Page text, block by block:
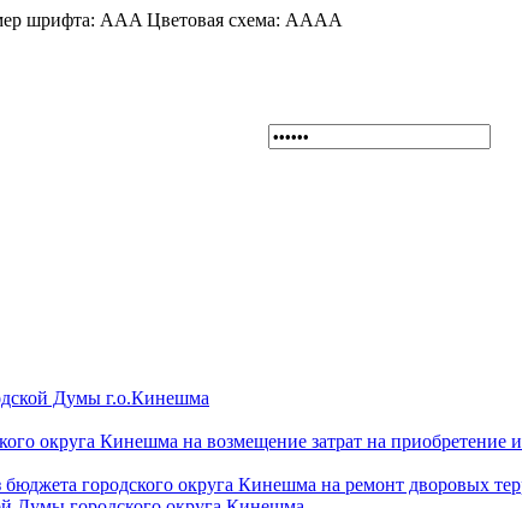
шрифта: AAA Цветовая схема: AAAA
Думы г.о.Кинешма
округа Кинешма на возмещение затрат на
городского округа Кинешма на ремонт дворовых